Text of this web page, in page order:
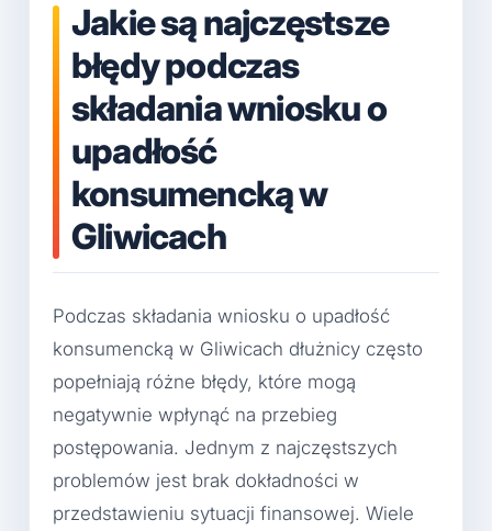
Jakie są najczęstsze
błędy podczas
składania wniosku o
upadłość
konsumencką w
Gliwicach
Podczas składania wniosku o upadłość
konsumencką w Gliwicach dłużnicy często
popełniają różne błędy, które mogą
negatywnie wpłynąć na przebieg
postępowania. Jednym z najczęstszych
problemów jest brak dokładności w
przedstawieniu sytuacji finansowej. Wiele